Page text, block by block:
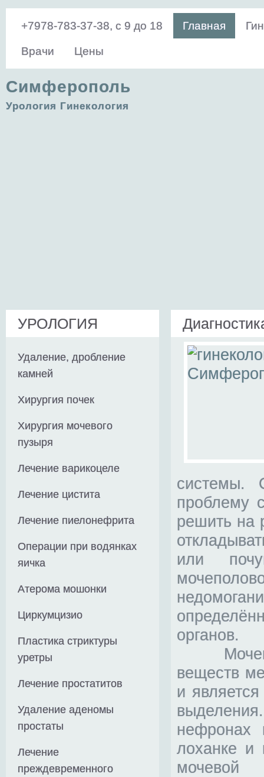
+7978-783-37-38, с 9 до 18 Главная
Врачи Цены
Симферополь
Урология Гинекология
системы.
проблему
решить на
или
органов.
веществ
и
нефронах
лоханке и
УРОЛОГИЯ
Удаление, дробление
камней
Хирургия почек
Хирургия мочевого
пузыря
Лечение варикоцеле
Лечение цистита
Лечение пиелонефрита
Операции при водянках
яичка
Атерома мошонки
Циркумцизио
Пластика стриктуры
уретры
Лечение простатитов
Удаление аденомы
простаты
Лечение
преждевременного